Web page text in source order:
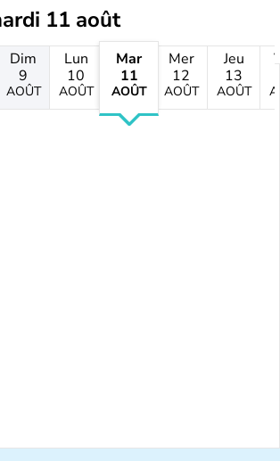
11 août
Dim
9
AOÛT
Lun
10
AOÛT
Mar
11
AOÛT
Mer
12
AOÛT
Jeu
13
AOÛT